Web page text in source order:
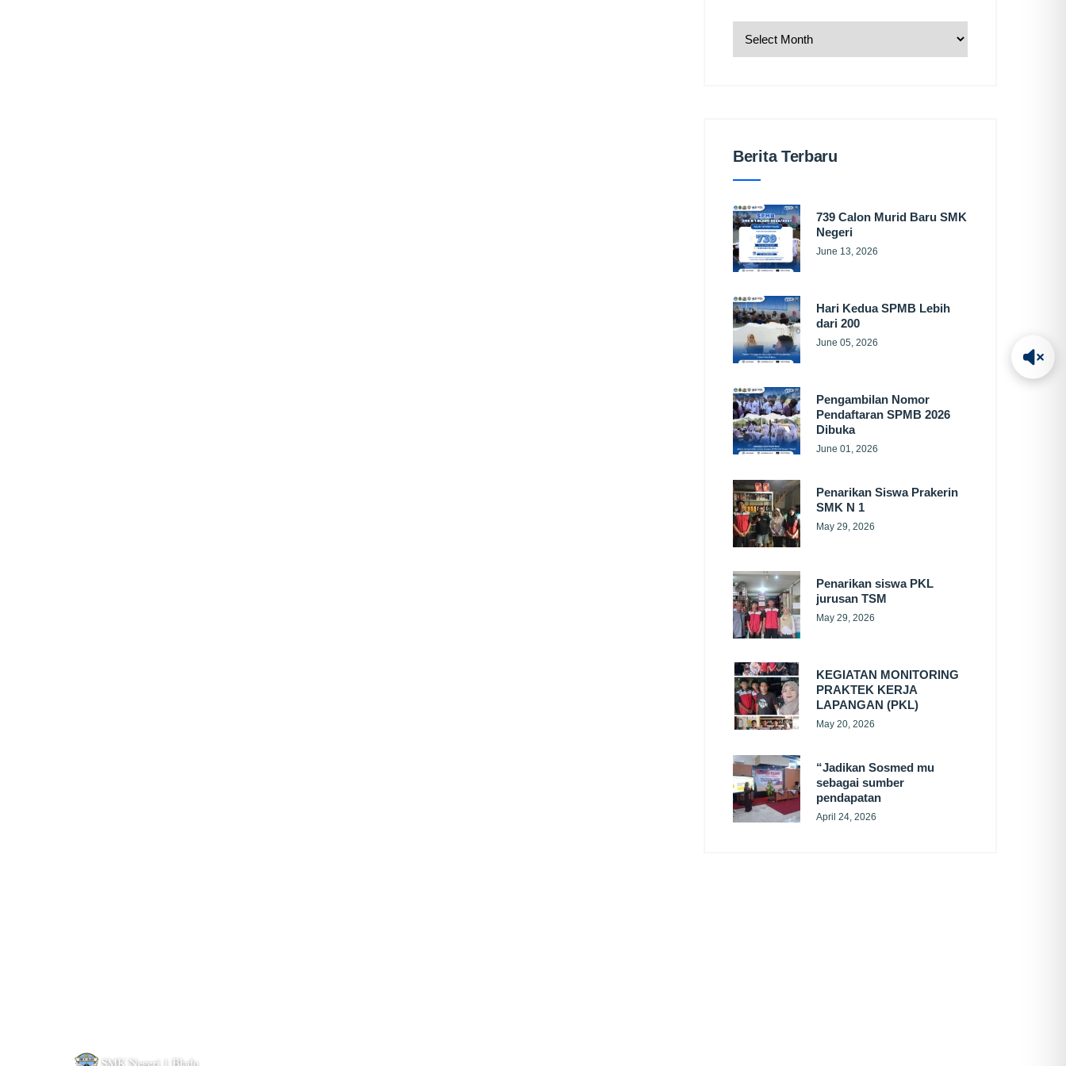
Berita Terbaru
739 Calon Murid Baru SMK
Negeri
June 13, 2026
Hari Kedua SPMB Lebih
dari 200
June 05, 2026
Pengambilan Nomor
Pendaftaran SPMB 2026
Dibuka
June 01, 2026
Penarikan Siswa Prakerin
SMK N 1
May 29, 2026
Penarikan siswa PKL
jurusan TSM
May 29, 2026
KEGIATAN MONITORING
PRAKTEK KERJA
LAPANGAN (PKL)
May 20, 2026
“Jadikan Sosmed mu
sebagai sumber
pendapatan
April 24, 2026